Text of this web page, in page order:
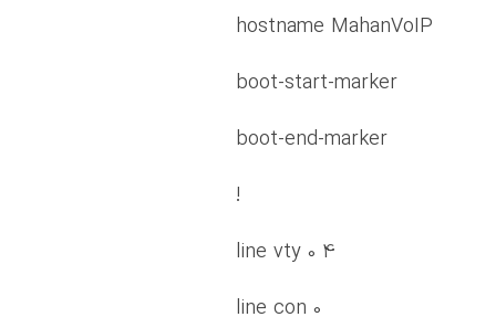
hostname MahanVoIP
boot-start-marker
boot-end-marker
!
line vty 0 4
line con 0